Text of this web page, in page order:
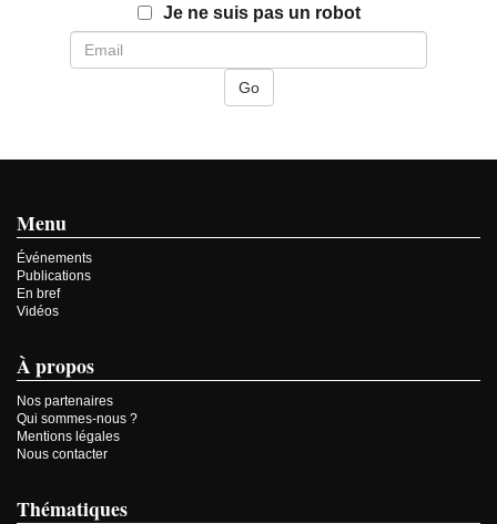
Je ne suis pas un robotEmail
Menu
Événements
Publications
En bref
Vidéos
À propos
Nos partenaires
Qui sommes-nous ?
Mentions légales
Nous contacter
Thématiques